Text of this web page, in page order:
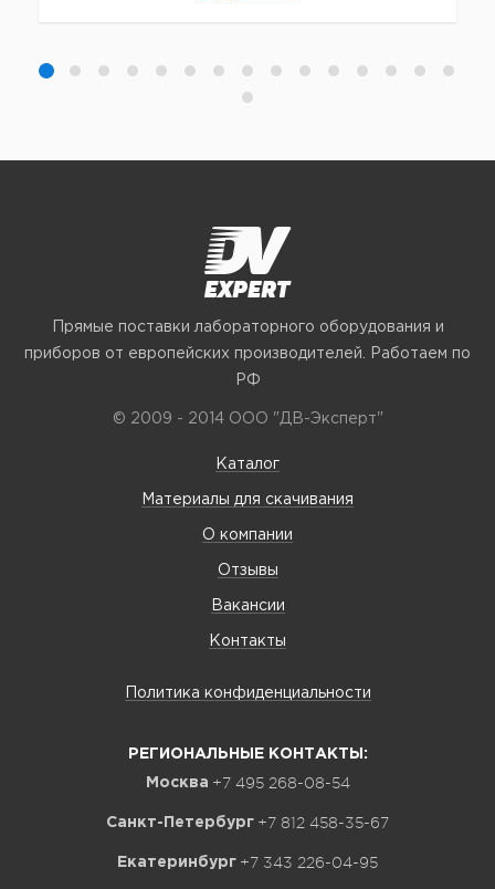
Прямые поставки лабораторного оборудования и
приборов от европейских производителей. Работаем по
РФ
© 2009 - 2014 ООО "ДВ-Эксперт"
Каталог
Материалы для скачивания
О компании
Отзывы
Вакансии
Контакты
Политика конфиденциальности
РЕГИОНАЛЬНЫЕ КОНТАКТЫ:
Москва +7 495 268-08-54
Санкт-Петербург +7 812 458-35-67
Екатеринбург +7 343 226-04-95